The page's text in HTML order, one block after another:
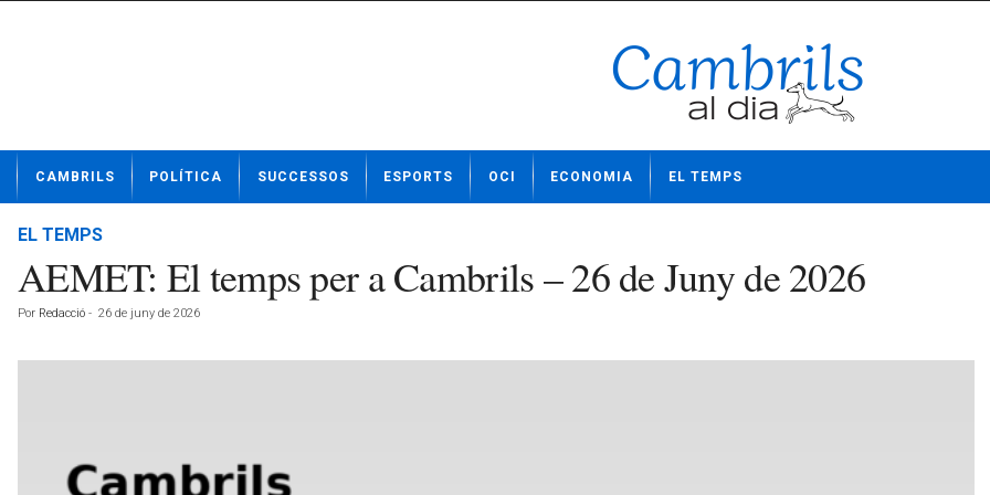
t
CAMBRILS POLÍTICA SUCCESSOS ESPORTS OCI ECONOMIA EL TEMPS
EL TEMPS
AEMET: El temps per a Cambrils – 26 de Juny de 2026
Por Redacció - 26 de juny de 2026